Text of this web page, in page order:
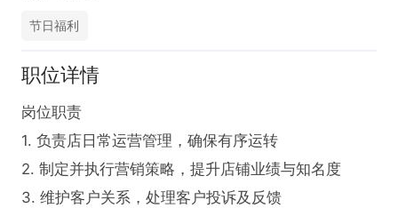
节日福利
职位详情
岗位职责
1. 负责店日常运营管理，确保有序运转
2. 制定并执行营销策略，提升店铺业绩与知名度
3. 维护客户关系，处理客户投诉及反馈